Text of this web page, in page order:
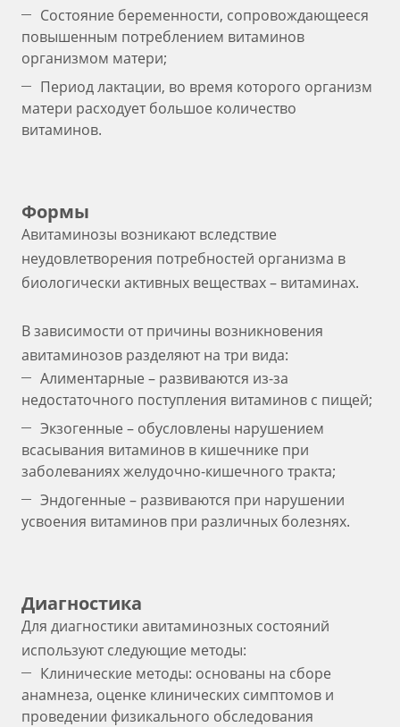
Состояние беременности, сопровождающееся
повышенным потреблением витаминов
организмом матери;
Период лактации, во время которого организм
матери расходует большое количество
витаминов.
Формы
Авитаминозы возникают вследствие
неудовлетворения потребностей организма в
биологически активных веществах – витаминах.
В зависимости от причины возникновения
авитаминозов разделяют на три вида:
Алиментарные – развиваются из-за
недостаточного поступления витаминов с пищей;
Экзогенные – обусловлены нарушением
всасывания витаминов в кишечнике при
заболеваниях желудочно-кишечного тракта;
Эндогенные – развиваются при нарушении
усвоения витаминов при различных болезнях.
Диагностика
Для диагностики авитаминозных состояний
используют следующие методы:
Клинические методы: основаны на сборе
анамнеза, оценке клинических симптомов и
проведении физикального обследования